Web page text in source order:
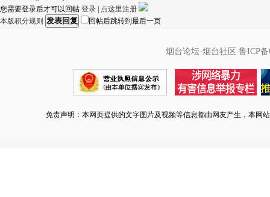
您需要登录后才可以回帖 登录
点这里注册
本版积分规则 发表回复 回帖后跳转到最后一页
烟台论坛-烟台社区 鲁ICP备
免责声明：本网页提供的文字图片及视频等信息都由网友产生，本网